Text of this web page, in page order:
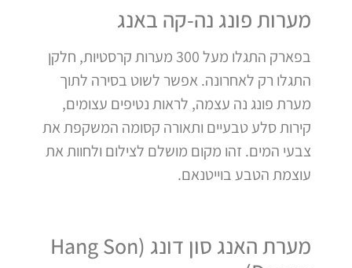
מערות פונג נה-קה באנג
בפארק התגלו מעל 300 מערות קרסטיות, חלקן
התגלו רק לאחרונה. אפשר לשוט בסירה לתוך
מערת פונג נה עצמה, לראות נטיפים עצומים,
קירות סלע טבעיים ותאורה קסומה המשקפת את
צבעי המים. זהו מקום מושלם לצילום ולחוות את
עוצמת הטבע בוייטנאם.
מערת האנג סון דונג (Hang Son